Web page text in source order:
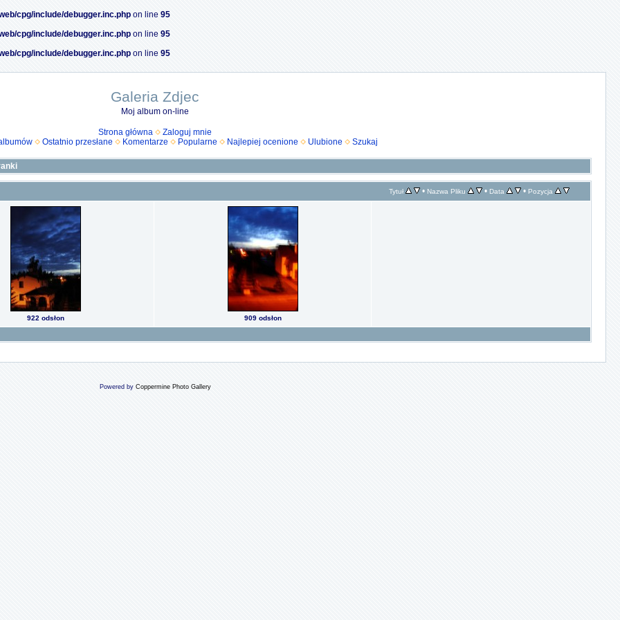
cpg/include/debugger.inc.php on line 95
cpg/include/debugger.inc.php on line 95
cpg/include/debugger.inc.php on line 95
Galeria Zdjec
Moj album on-line
Strona główna
Zaloguj mnie
Ostatnio przesłane Komentarze Popularne Najlepiej ocenione Ulubione Szukaj
Tytuł • Nazwa Pliku • Data • Pozycja
922 odsłon 909 odsłon
Powered by Coppermine Photo Gallery